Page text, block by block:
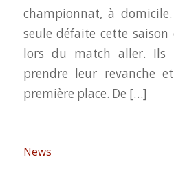
championnat, à
seule défaite cette
lors du match aller.
prendre leur revanche
première place. De […]
News